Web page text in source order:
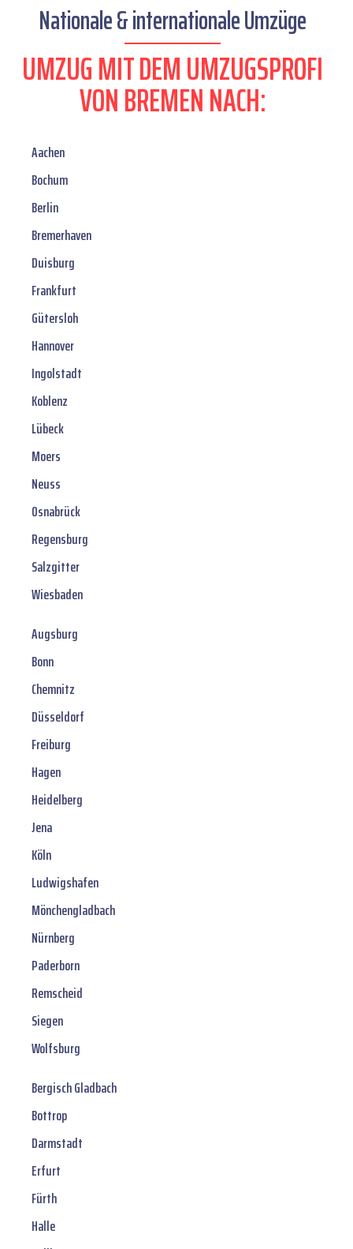
Nationale & internationale Umzüge
UMZUG MIT DEM UMZUGSPROFI
VON BREMEN NACH:
Aachen
Bochum
Berlin
Bremerhaven
Duisburg
Frankfurt
Gütersloh
Hannover
Ingolstadt
Koblenz
Lübeck
Moers
Neuss
Osnabrück
Regensburg
Salzgitter
Wiesbaden
Augsburg
Bonn
Chemnitz
Düsseldorf
Freiburg
Hagen
Heidelberg
Jena
Köln
Ludwigshafen
Mönchengladbach
Nürnberg
Paderborn
Remscheid
Siegen
Wolfsburg
Bergisch Gladbach
Bottrop
Darmstadt
Erfurt
Fürth
Halle